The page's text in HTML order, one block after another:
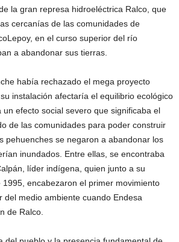
la gran represa hidroeléctrica Ralco, que
cercanías de las comunidades de
en el curso superior del río
a abandonar sus tierras.
había rechazado el mega proyecto
instalación afectaría el equilibrio ecológico
efecto social severo que significaba el
de las comunidades para poder construir
pehuenches se negaron a abandonar los
inundados. Entre ellas, se encontraba
líder indígena, quien junto a su
encabezaron el primer movimiento
del medio ambiente cuando Endesa
de Ralco.